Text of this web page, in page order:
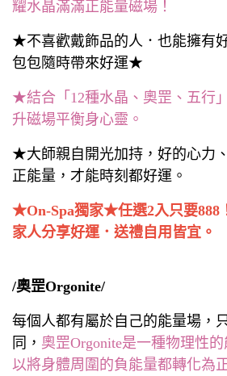
耀水晶滿滿正能量磁場！
★不喜歡戴飾品的人．也能擁有
包包隨時帶來好運★
★結合「12種水晶、奧罡、五行
升磁場平衡身心靈。
★大師親自開光加持，好的心力
正能量，才能時刻都好運。
★On-Spa獨家★任選2入只要888
家人分享好運．送禮自用皆宜。
/奧罡Orgonite/
每個人都有屬於自己的能量場，
同， 奧罡Orgonite是一種物理性
以將身體周圍的負能量都轉化為